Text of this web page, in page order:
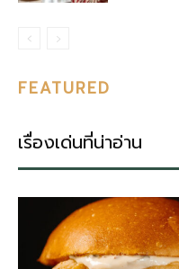
FEATURED
เรื่องเด่นที่น่าอ่าน